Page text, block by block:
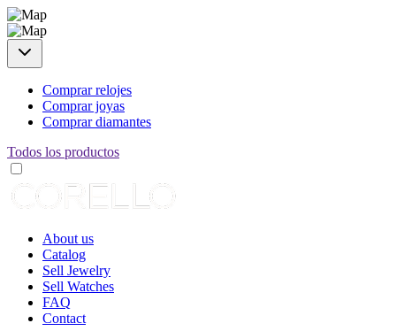
Comprar relojes
Comprar joyas
Comprar diamantes
Todos los productos
About us
Catalog
Sell Jewelry
Sell Watches
FAQ
Contact